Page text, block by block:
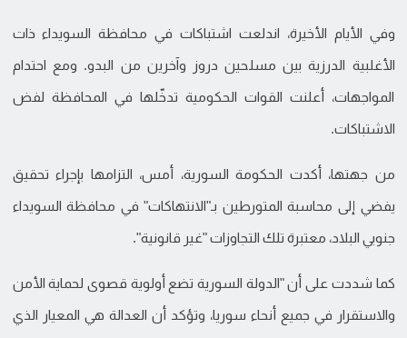
وفي الأيام الأخيرة، اندلعت اشتباكات في محافظة السويداء ذات
الأغلبية الدرزية بين مسلحين دروز وآخرين من البدو. ومع احتدام
المواجهات، أعلنت القوات الحكومية تدخّلها في المحافظة لفض
الاشتباكات.
من جهتها، أكدت الحكومة السورية، أمس، التزامها بإجراء تحقيق
يفضي إلى محاسبة المتورطين بـ"الانتهاكات" في محافظة السويداء
جنوبي البلاد، معتبرة تلك التجاوزات "غير قانونية".
كما شددت على أن "الدولة السورية تضع أولوية قصوى لحماية الأمن
والاستقرار في جميع أنحاء سوريا، وتؤكد أن العدالة هي المعيار الذي